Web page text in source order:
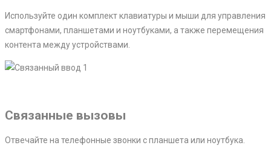
Используйте один комплект клавиатуры и мыши для управления
смартфонами, планшетами и ноутбуками, а также перемещения
контента между устройствами.
Связанные вызовы
Отвечайте на телефонные звонки с планшета или ноутбука.